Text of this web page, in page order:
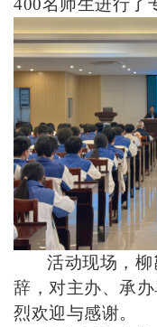
400名师生进行了
活动现场，
辞，对主办、承
烈欢迎与感谢。